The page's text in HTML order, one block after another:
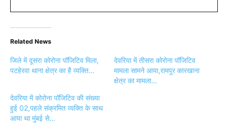
Related News
जिले में दूसरा कोरोना पॉजिटिव मिला,
पटहेरवा थाना क्षेत्र का है व्यक्ति…
देवरिया में तीसरा कोरोना पॉजिटिव
मामला सामने आया,रामपुर कारखाना
क्षेत्र का मामला…
देवरिया में कोरोना पॉजिटिव की संख्या
हुई 02,पहले संक्रमित व्यक्ति के साथ
आया था मुंबई से…